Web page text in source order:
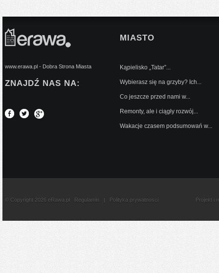
www.erawa.pl - Dobra Strona Miasta
ZNAJDŹ NAS NA:
MIASTO
Kąpielisko „Tatar”...
Wybierasz się na grzyby? Ich...
Co jeszcze przed nami w...
Remonty, ale i ciągły rozwój...
Wakacje czasem podsumowań w...
© Copyright 2026 eRawa.pl Regulamin | Polityka prywatnosci Projekt i